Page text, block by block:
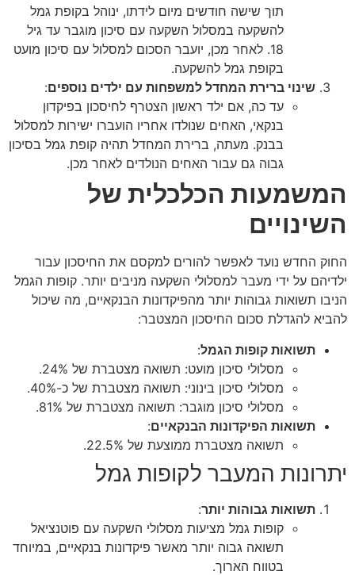
תוך שישה חודשים מיום לידתו, ינוהל בקופת גמל
להשקעה במסלול השקעה עם סיכון מוגבר עד גיל
18. לאחר מכן, יועבר הסכום למסלול עם סיכון מועט
בקופת גמל להשקעה.
שינוי ברירת המחדל למשפחות עם ילדים נוספים:
עד כה, אם ילד ראשון הצטרף לחיסכון בפיקדון
בנקאי, האחים שנולדו אחריו הועברו ישירות למסלול
בבנק. מעתה, ברירת המחדל תהיה קופת גמל בסיכון
גבוה גם עבור האחים הנולדים לאחר מכן.
המשמעות הכלכלית של
השינויים
החוק החדש נועד לאפשר להורים למקסם את החיסכון עבור
ילדיהם על ידי מעבר למסלולי השקעה מניבים יותר. קופות הגמל
הניבו תשואות גבוהות יותר מהפיקדונות הבנקאיים, מה שיכול
להביא להגדלת סכום החיסכון המצטבר:
תשואות קופות הגמל:
מסלולי סיכון מועט: תשואה מצטברת של 24%.
מסלולי סיכון בינוני: תשואה מצטברת של כ-40%.
מסלולי סיכון מוגבר: תשואה מצטברת של 81%.
תשואות הפיקדונות הבנקאיים:
תשואה מצטברת ממוצעת של 22.5%.
יתרונות המעבר לקופות גמל
תשואות גבוהות יותר:
קופות גמל מציעות מסלולי השקעה עם פוטנציאל
תשואה גבוה יותר מאשר פיקדונות בנקאיים, במיוחד
בטווח הארוך.